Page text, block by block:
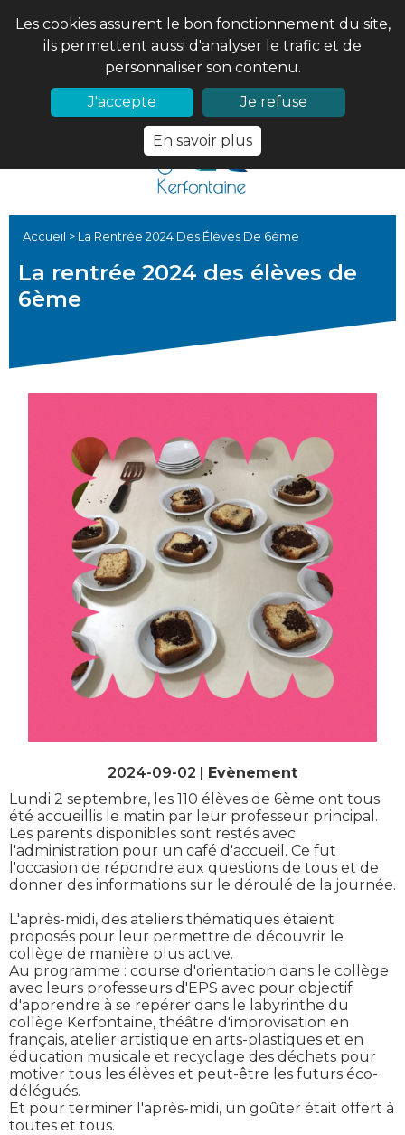
Les cookies assurent le bon fonctionnement du site,
ils permettent aussi d'analyser le trafic et de
personnaliser son contenu.
J'accepte
Je refuse
En savoir plus
02 97 56 61 18
Accueil > La Rentrée 2024 Des Élèves De 6ème
La rentrée 2024 des élèves de
6ème
2024-09-02 | Evènement
Lundi 2 septembre, les 110 élèves de 6ème ont tous
été accueillis le matin par leur professeur principal.
Les parents disponibles sont restés avec
l'administration pour un café d'accueil. Ce fut
l'occasion de répondre aux questions de tous et de
donner des informations sur le déroulé de la journée.
L'après-midi, des ateliers thématiques étaient
proposés pour leur permettre de découvrir le
collège de manière plus active.
Au programme : course d'orientation dans le collège
avec leurs professeurs d'EPS avec pour objectif
d'apprendre à se repérer dans le labyrinthe du
collège Kerfontaine, théâtre d'improvisation en
français, atelier artistique en arts-plastiques et en
éducation musicale et recyclage des déchets pour
motiver tous les élèves et peut-être les futurs éco-
délégués.
Et pour terminer l'après-midi, un goûter était offert à
toutes et tous.